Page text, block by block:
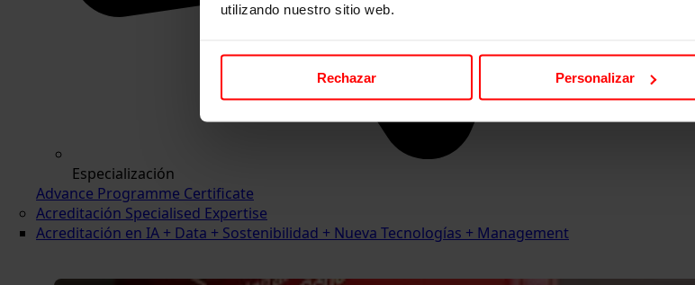
utilizando nuestro sitio web.
Rechazar Personalizar
Especialización
Advance Programme Certificate
Acreditación Specialised Expertise
Acreditación en IA + Data + Sostenibilidad + Nueva Tecnologías + Management